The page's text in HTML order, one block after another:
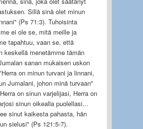
Sillä sinä olet minun
(Ps 71:3). Tuhoisinta
ei ole se, mitä meille ja
tapahtuu, vaan se, että
keskellä menetämme tämän
sanan mukaisen uskon
on minun turvani ja linnani,
Jumalani, johon minä turvaan"
on sinun varjelijasi, Herra on
sinun oikealla puolellasi...
sinut kaikesta pahasta, hän
sielusi" (Ps 121:5-7).